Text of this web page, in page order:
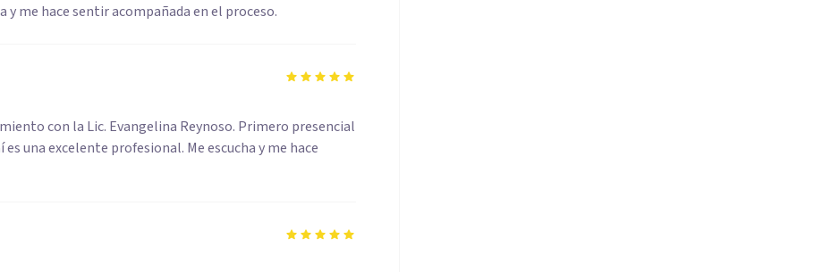
me hace sentir acompañada en el proceso.
con la Lic. Evangelina Reynoso. Primero presencial
una excelente profesional. Me escucha y me hace